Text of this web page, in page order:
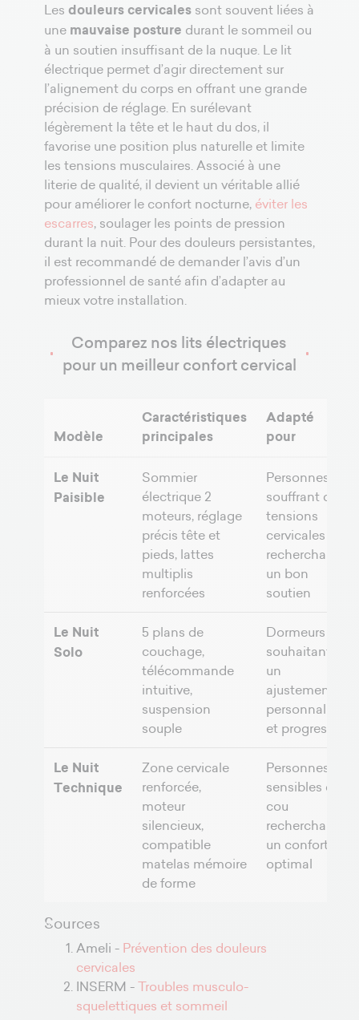
Les douleurs cervicales sont souvent liées à
une mauvaise posture durant le sommeil ou
à un soutien insuffisant de la nuque. Le lit
électrique permet d’agir directement sur
l’alignement du corps en offrant une grande
précision de réglage. En surélevant
légèrement la tête et le haut du dos, il
favorise une position plus naturelle et limite
les tensions musculaires. Associé à une
literie de qualité, il devient un véritable allié
pour améliorer le confort nocturne, éviter les
escarres, soulager les points de pression
durant la nuit. Pour des douleurs persistantes,
il est recommandé de demander l’avis d’un
professionnel de santé afin d’adapter au
mieux votre installation.
Comparez nos lits électriques
pour un meilleur confort cervical
Modèle
Caractéristiques
principales
Adapté
pour
Le Nuit
Paisible
Sommier
électrique 2
moteurs, réglage
précis tête et
pieds, lattes
multiplis
renforcées
Personnes
souffrant de
tensions
cervicales
recherchant
un bon
soutien
Le Nuit
Solo
5 plans de
couchage,
télécommande
intuitive,
suspension
souple
Dormeurs
souhaitant
un
ajustement
personnalisé
et progressif
Le Nuit
Technique
Zone cervicale
renforcée,
moteur
silencieux,
compatible
matelas mémoire
de forme
Personnes
sensibles du
cou
recherchant
un confort
optimal
Sources
Ameli - Prévention des douleurs
cervicales
INSERM -Troubles musculo-
squelettiques et sommeil